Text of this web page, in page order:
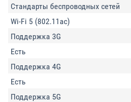
Стандарты беспроводных сетей
Wi-Fi 5 (802.11ac)
Поддержка 3G
Есть
Поддержка 4G
Есть
Поддержка 5G